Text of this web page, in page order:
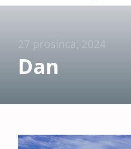
27 prosinca, 2024
Dan